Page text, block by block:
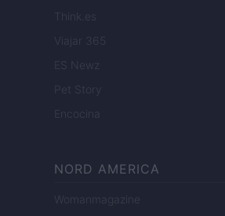
Think.es
Viajar 365
ES Newz
Pet Story
Encocina
NORD AMERICA
Womanmagazine